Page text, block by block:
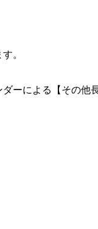
。
による【その他長